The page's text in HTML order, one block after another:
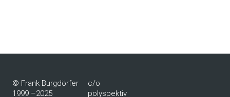
© Frank Burgdörfer
1999 –2025
c/o
polyspektiv